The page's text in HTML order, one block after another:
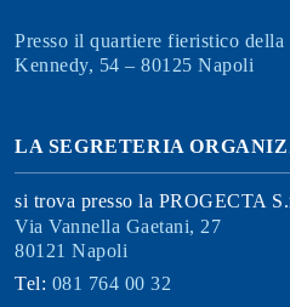
Presso il quartiere fieristico
Kennedy, 54 – 80125 Napoli
LA SEGRETERIA
si trova presso la PROGECTA
Via Vannella Gaetani, 27
80121 Napoli
Tel: 081 764 00 32